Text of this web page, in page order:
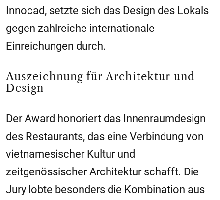
Innocad, setzte sich das Design des Lokals
gegen zahlreiche internationale
Einreichungen durch.
Auszeichnung für Architektur und
Design
Der Award honoriert das Innenraumdesign
des Restaurants, das eine Verbindung von
vietnamesischer Kultur und
zeitgenössischer Architektur schafft. Die
Jury lobte besonders die Kombination aus